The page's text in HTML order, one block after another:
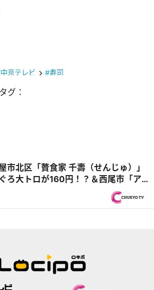
京テレビ #寿司
グ：
市北区「贅食家 千壽（せんじゅ）」
ろ大トロが160円！？＆西尾市「ア
ンキッチン媽媽や」25種類のビュッフ
き！ハラミステーキランチ『PS純金